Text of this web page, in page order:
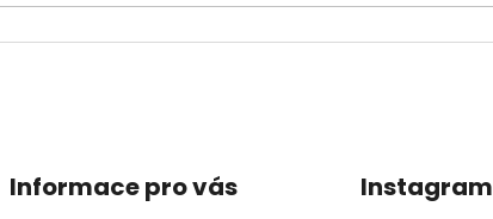
Informace pro vás Instagram